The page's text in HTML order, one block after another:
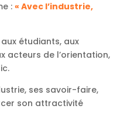
: « Avec l’industrie,
aux étudiants, aux
acteurs de l’orientation,
ses savoir-faire,
son attractivité